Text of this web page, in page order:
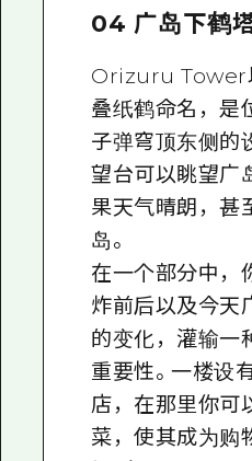
04 广岛下鹤
Orizuru Tower
叠纸鹤命名，是
子弹穹顶东侧的
望台可以眺望广
果天气晴朗，甚
岛。
在一个部分中，
炸前后以及今天
的变化，灌输一
重要性。一楼设
店，在那里你可
菜，使其成为购